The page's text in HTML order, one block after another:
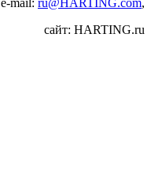
e‑mail: ru@HARTING.com,
сайт: HARTING.ru